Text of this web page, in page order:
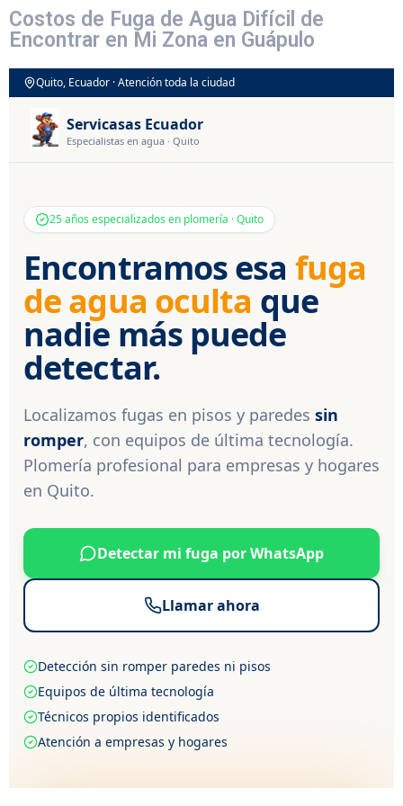
Costos de Fuga de Agua Difícil de
Encontrar en Mi Zona en Guápulo